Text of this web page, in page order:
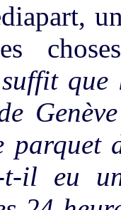
que
il eu